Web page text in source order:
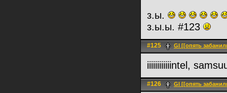
з.ы.
з.ы.ы. #123
#125 Gl [[опять
iiiiiiiiiiiintel,
#126 Gl [[опять